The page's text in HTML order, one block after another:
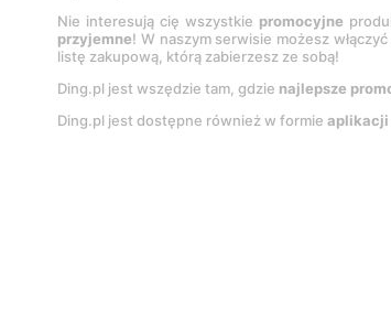
Nie interesują cię wszystkie promocyjne
przyjemne! W naszym serwisie możesz
listę zakupową, którą zabierzesz ze sobą!
Ding.pl jest wszędzie tam, gdzie najlepsze
Ding.pl jest dostępne również w formie aplikacji